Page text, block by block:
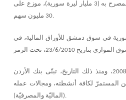
رأسمال البنك المدفوع كما المصرح به (3 مليار ليرة سورية)، موزع على
30 مليون سهم.
في سوق دمشق للأوراق المالية، في
باشر أعماله في نهاية عام 2008، ومنذ ذلك التاريخ، تبنّى بنك الأردن
المستمرّ لكافة أنشطته، ومجالات عمله
(الماليّة والمصرفيّة).